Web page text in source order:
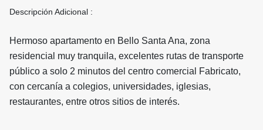
Descripción Adicional :
Hermoso apartamento en Bello Santa Ana, zona
residencial muy tranquila, excelentes rutas de transporte
público a solo 2 minutos del centro comercial Fabricato,
con cercanía a colegios, universidades, iglesias,
restaurantes, entre otros sitios de interés.